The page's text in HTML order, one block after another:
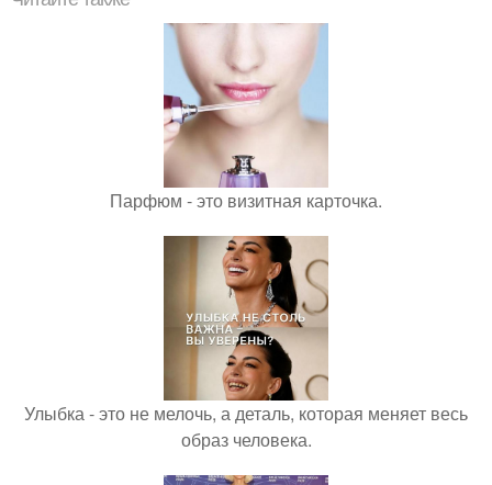
Парфюм - это визитная карточка.
Улыбка - это не мелочь, а деталь, которая меняет весь
образ человека.